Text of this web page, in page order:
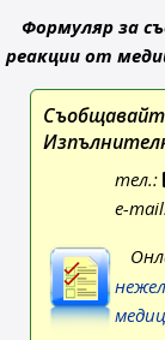
Формуляр за
реакции от
тел.:
e-